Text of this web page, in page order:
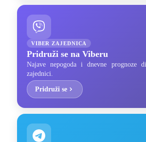
VIBER ZAJEDNICA
Pridruži se na Viberu
Najave nepogoda i dnevne prognoze
zajednici.
Pridruži se